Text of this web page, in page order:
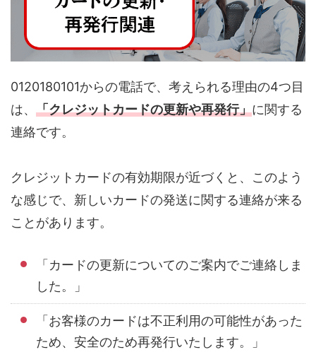
0120180101からの電話で、考えられる理由の4つ目
は、 「クレジットカードの更新や再発行」に関する
連絡です。
クレジットカードの有効期限が近づくと、このよう
な感じで、新しいカードの発送に関する連絡が来る
ことがあります。
「カードの更新についてのご案内でご連絡しま
した。」
「お客様のカードは不正利用の可能性があった
ため、安全のため再発行いたします。」